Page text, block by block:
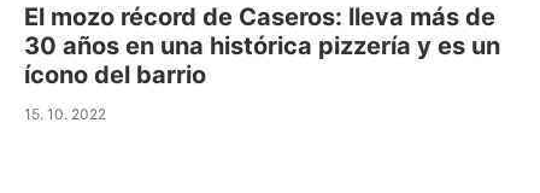
El mozo récord de Caseros: lleva más de
30 años en una histórica pizzería y es un
ícono del barrio
15. 10. 2022